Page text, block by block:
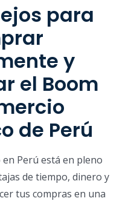
para
y
el Boom
de Perú
en Perú está en pleno
de tiempo, dinero y
tus compras en una